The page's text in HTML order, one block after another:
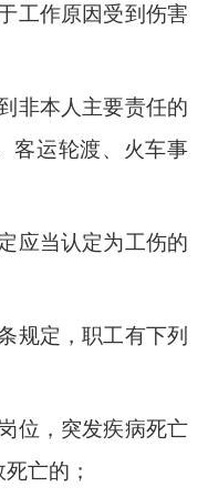
工作原因受到伤害
非本人主要责任的
客运轮渡、火车事
应当认定为工伤的
规定，职工有下列
位，突发疾病死亡
亡的；